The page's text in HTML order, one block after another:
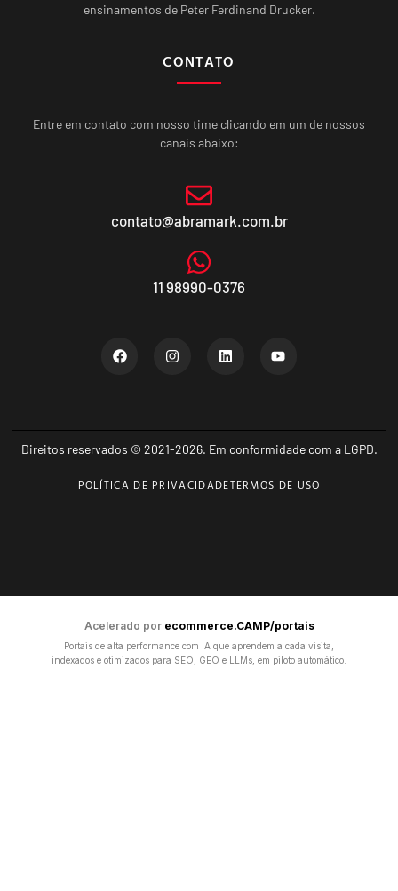
ensinamentos de Peter Ferdinand Drucker.
CONTATO
Entre em contato com nosso time clicando em um de nossos
canais abaixo:
contato@abramark.com.br
11 98990-0376
Direitos reservados © 2021-2026. Em conformidade com a LGPD.
POLÍTICA DE PRIVACIDADETERMOS DE USO
Acelerado por ecommerce.CAMP/portais
Portais de alta performance com IA que aprendem a cada visita,
indexados e otimizados para SEO, GEO e LLMs, em piloto automático.